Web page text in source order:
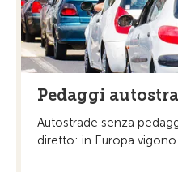
Pedaggi
Autostrade senza
diretto: in Europa